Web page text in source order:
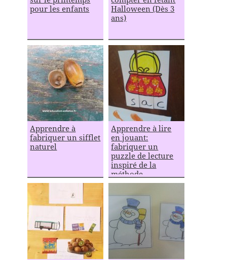
pour les enfants
Halloween (Dès 3
ans)
Apprendre à
fabriquer un sifflet
naturel
Apprendre à lire
en jouant:
fabriquer un
puzzle de lecture
inspiré de la
méthode
Montessori